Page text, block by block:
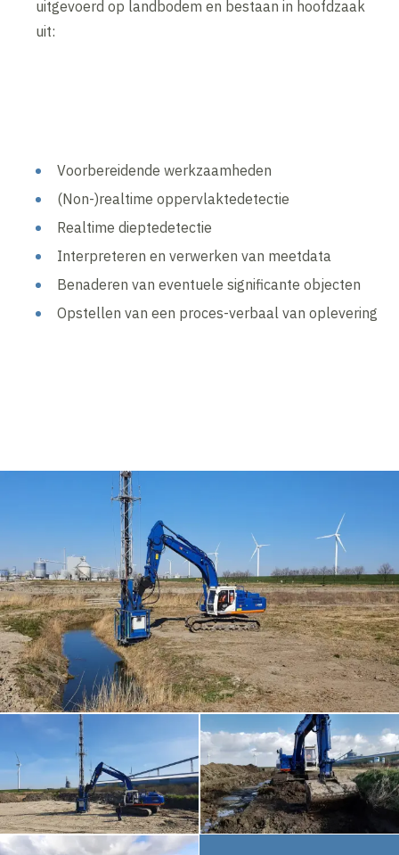
uitgevoerd op landbodem en bestaan in hoofdzaak
uit:
Voorbereidende werkzaamheden
(Non-)realtime oppervlaktedetectie
Realtime dieptedetectie
Interpreteren en verwerken van meetdata
Benaderen van eventuele significante objecten
Opstellen van een proces-verbaal van oplevering